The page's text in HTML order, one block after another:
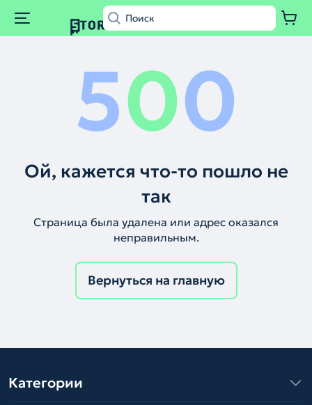
500
Ой, кажется что-то пошло не
так
Страница была удалена или адрес оказался
неправильным.
Вернуться на главную
Категории